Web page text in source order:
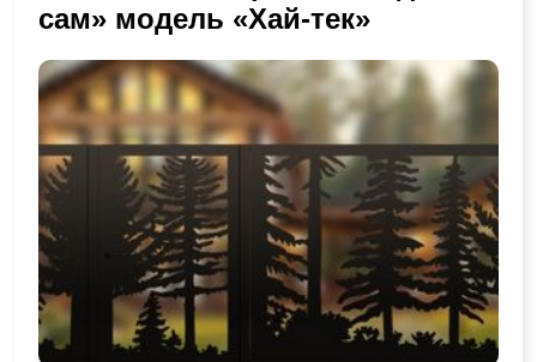
сам» модель «Хай-тек»